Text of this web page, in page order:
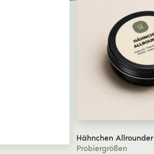
Hähnchen Allrounder
Probiergrößen